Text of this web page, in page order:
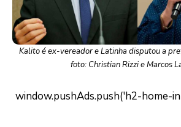
Kalito é ex-vereador e Latinha disputou a
foto: Christian Rizzi e Marcos